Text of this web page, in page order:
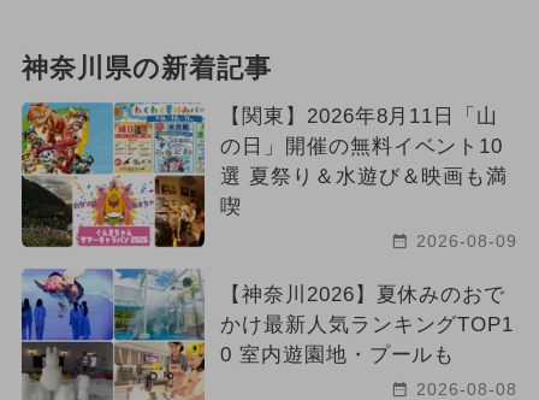
神奈川県の新着記事
【関東】2026年8月11日「山
の日」開催の無料イベント10
選 夏祭り＆水遊び＆映画も満
喫
2026-08-09
【神奈川2026】夏休みのおで
かけ最新人気ランキングTOP1
0 室内遊園地・プールも
2026-08-08